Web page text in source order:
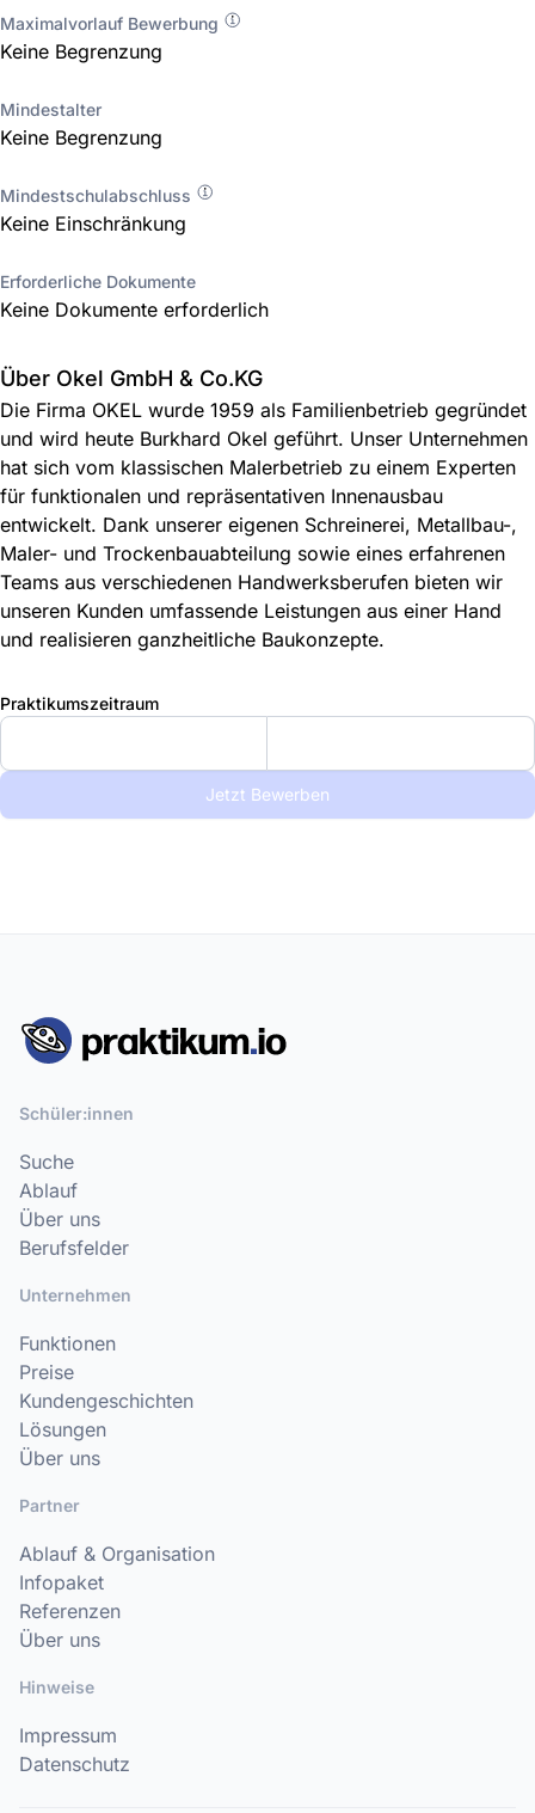
Maximalvorlauf Bewerbung
Keine Begrenzung
Mindestalter
Keine Begrenzung
Mindestschulabschluss
Keine Einschränkung
Erforderliche Dokumente
Keine Dokumente erforderlich
Über Okel GmbH & Co.KG
Die Firma OKEL wurde 1959 als Familienbetrieb gegründet
und wird heute Burkhard Okel geführt. Unser Unternehmen
hat sich vom klassischen Malerbetrieb zu einem Experten
für funktionalen und repräsentativen Innenausbau
entwickelt. Dank unserer eigenen Schreinerei, Metallbau-,
Maler- und Trockenbauabteilung sowie eines erfahrenen
Teams aus verschiedenen Handwerksberufen bieten wir
unseren Kunden umfassende Leistungen aus einer Hand
und realisieren ganzheitliche Baukonzepte.
Praktikumszeitraum
Jetzt Bewerben
Schüler:innen
Suche
Ablauf
Über uns
Berufsfelder
Unternehmen
Funktionen
Preise
Kundengeschichten
Lösungen
Über uns
Partner
Ablauf & Organisation
Infopaket
Referenzen
Über uns
Hinweise
Impressum
Datenschutz